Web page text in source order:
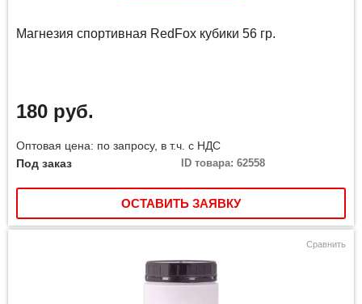
Магнезия спортивная RedFox кубики 56 гр.
180 руб.
Оптовая цена: по запросу, в т.ч. с НДС
Под заказ
ID товара: 62558
ОСТАВИТЬ ЗАЯВКУ
Сравнить